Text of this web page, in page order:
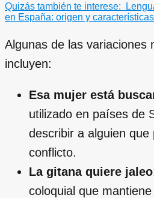
Quizás también te interese:
en España: origen y
Algunas de las variaciones
incluyen:
Esa mujer está
utilizado en países de
describir a alguien que
conflicto.
La gitana quiere jaleo
coloquial que